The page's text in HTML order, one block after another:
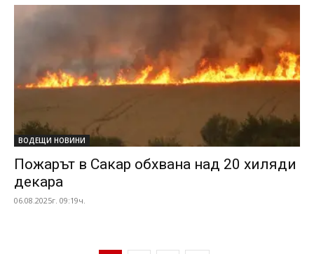
ВОДЕЩИ НОВИНИ
Пожарът в Сакар обхвана над 20 хиляди
декара
06.08.2025г. 09:19ч.